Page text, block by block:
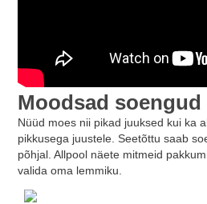
Moodsad
Nüüd moes nii pikad juuksed kui ka
pikkusega juustele. Seetõttu saab
põhjal. Allpool näete mitmeid
valida oma lemmiku.